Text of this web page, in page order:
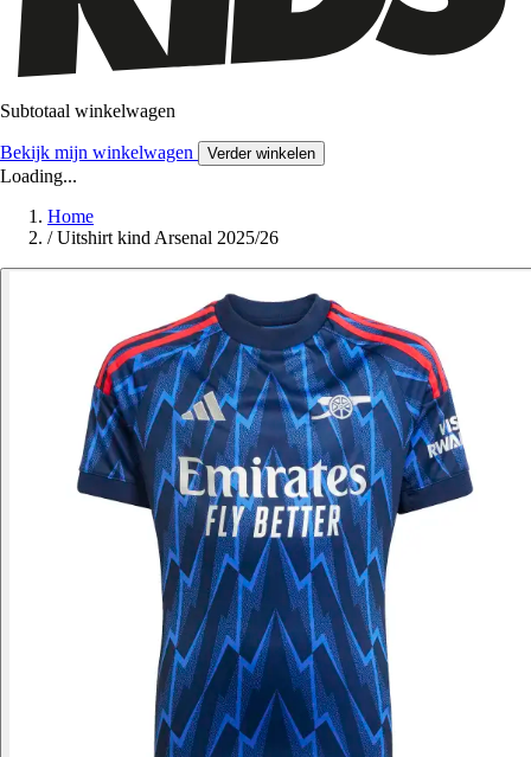
Subtotaal winkelwagen
Bekijk mijn winkelwagen Verder winkelen
Loading...
Home
/ Uitshirt kind Arsenal 2025/26